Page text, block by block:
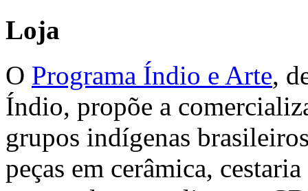
Loja
O Programa Índio e Arte,
Índio, propõe a
grupos indígenas
peças em cerâmica,